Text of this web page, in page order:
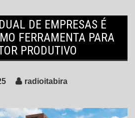
DE EMPRESAS É
FERRAMENTA PARA
PRODUTIVO
radioitabira